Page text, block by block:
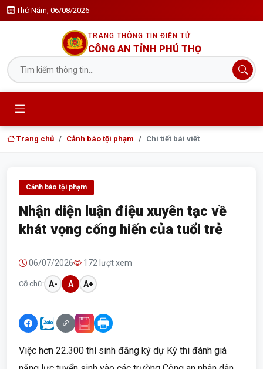
Thứ Năm, 06/08/2026
TRANG THÔNG TIN ĐIỆN TỬ
CÔNG AN TỈNH PHÚ THỌ
Trang chủ Cảnh báo tội phạm Chi tiết bài viết
Cảnh báo tội phạm
Nhận diện luận điệu xuyên tạc về
khát vọng cống hiến của tuổi trẻ
06/07/2026 172 lượt xem
Cỡ chữ: A- A A+
Việc hơn 22.300 thí sinh đăng ký dự Kỳ thi đánh giá